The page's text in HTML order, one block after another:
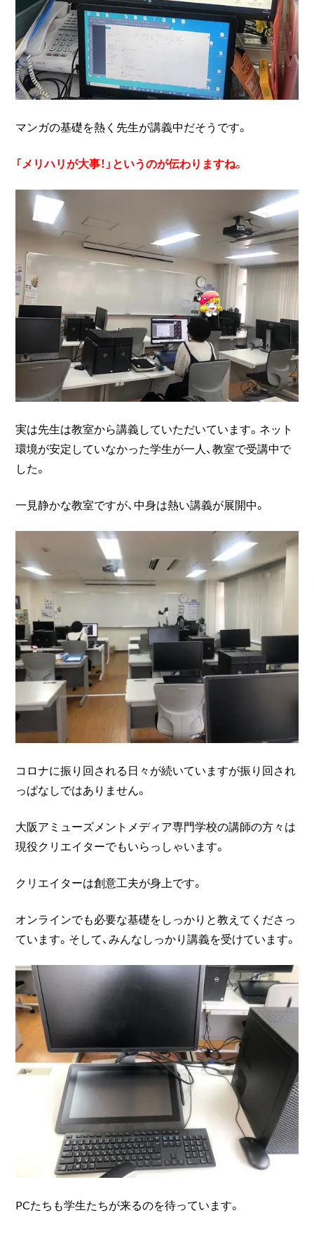
マンガの基礎を熱く先生が講義中だそうです。
「メリハリが大事！」というのが伝わりますね。
実は先生は教室から講義していただいています。ネット
環境が安定していなかった学生が一人、教室で受講中で
した。
一見静かな教室ですが、中身は熱い講義が展開中。
コロナに振り回される日々が続いていますが振り回され
っぱなしではありません。
大阪アミューズメントメディア専門学校の講師の方々は
現役クリエイターでもいらっしゃいます。
クリエイターは創意工夫が身上です。
オンラインでも必要な基礎をしっかりと教えてくださっ
ています。そして、みんなしっかり講義を受けています。
PCたちも学生たちが来るのを待っています。